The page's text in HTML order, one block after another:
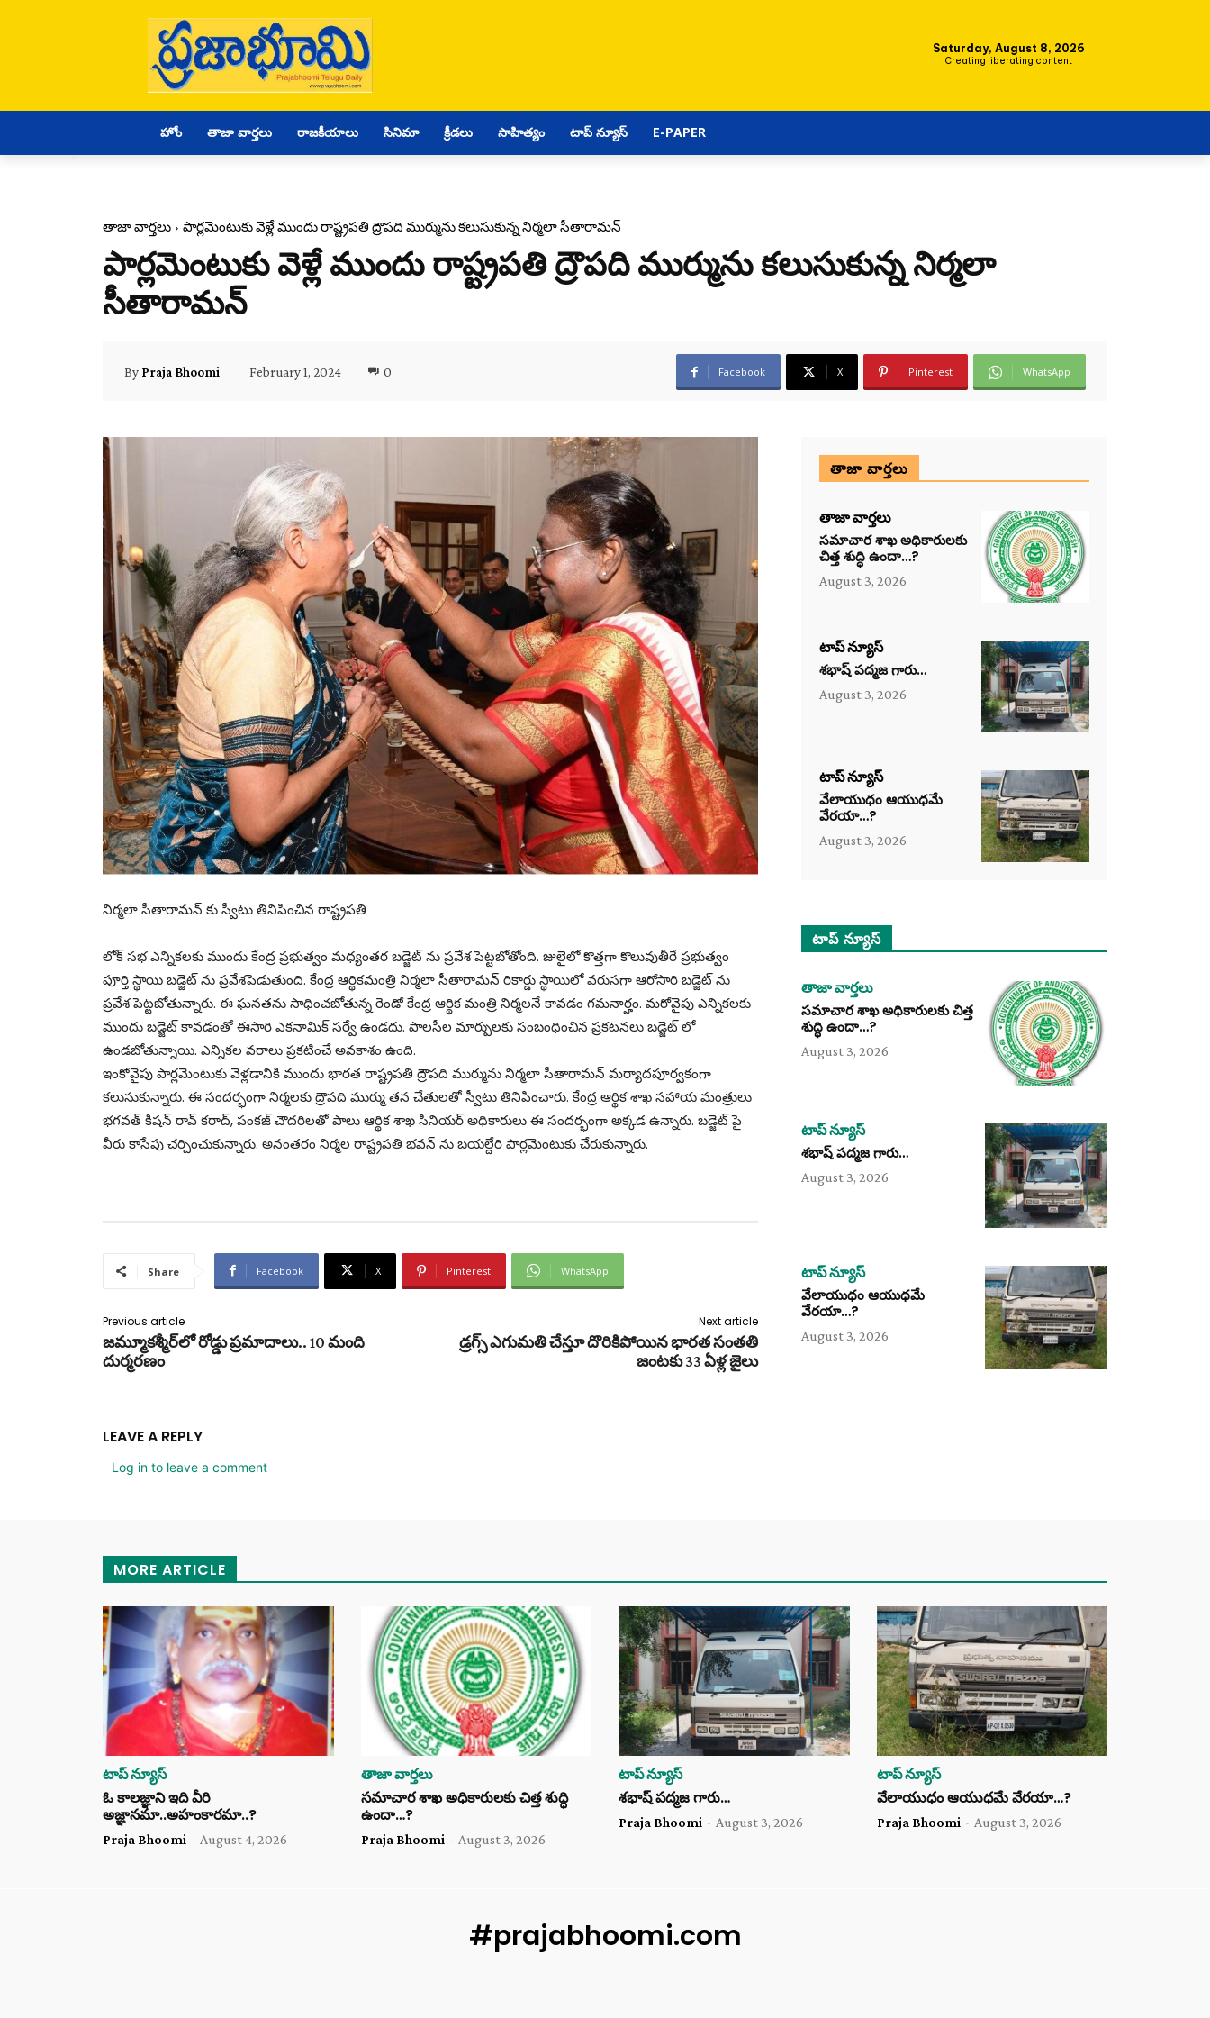
Saturday, August 8, 2026
Creating liberating content
హోం తాజా వార్తలు రాజకీయాలు సినిమా క్రీడలు సాహిత్యం టాప్ న్యూస్ E-PAPER
తాజా వార్తలు పార్లమెంటుకు వెళ్లే ముందు రాష్ట్రపతి ద్రౌపది ముర్మును కలుసుకున్న నిర్మలా సీతారామన్
పార్లమెంటుకు వెళ్లే ముందు రాష్ట్రపతి ద్రౌపది ముర్మును కలుసుకున్న నిర్మలా
సీతారామన్
By Praja Bhoomi February 1, 2024 0 Facebook X Pinterest WhatsApp
నిర్మలా సీతారామన్ కు స్వీటు తినిపించిన రాష్ట్రపతి
లోక్ సభ ఎన్నికలకు ముందు కేంద్ర ప్రభుత్వం మధ్యంతర బడ్జెట్ ను ప్రవేశ పెట్టబోతోంది. జులైలో కొత్తగా కొలువుతీరే ప్రభుత్వం
పూర్తి స్థాయి బడ్జెట్ ను ప్రవేశపెడుతుంది. కేంద్ర ఆర్థికమంత్రి నిర్మలా సీతారామన్ రికార్డు స్థాయిలో వరుసగా ఆరోసారి బడ్జెట్ ను
ప్రవేశ పెట్టబోతున్నారు. ఈ ఘనతను సాధించబోతున్న రెండో కేంద్ర ఆర్థిక మంత్రి నిర్మలనే కావడం గమనార్హం. మరోవైపు ఎన్నికలకు
ముందు బడ్జెట్ కావడంతో ఈసారి ఎకనామిక్ సర్వే ఉండదు. పాలసీల మార్పులకు సంబంధించిన ప్రకటనలు బడ్జెట్ లో
ఉండబోతున్నాయి. ఎన్నికల వరాలు ప్రకటించే అవకాశం ఉంది.
ఇంకోవైపు పార్లమెంటుకు వెళ్లడానికి ముందు భారత రాష్ట్రపతి ద్రౌపది ముర్మును నిర్మలా సీతారామన్ మర్యాదపూర్వకంగా
కలుసుకున్నారు. ఈ సందర్భంగా నిర్మలకు ద్రౌపది ముర్ము తన చేతులతో స్వీటు తినిపించారు. కేంద్ర ఆర్థిక శాఖ సహాయ మంత్రులు
భగవత్ కిషన్ రావ్ కరాద్, పంకజ్ చౌదరిలతో పాలు ఆర్థిక శాఖ సీనియర్ అధికారులు ఈ సందర్భంగా అక్కడ ఉన్నారు. బడ్జెట్ పై
వీరు కాసేపు చర్చించుకున్నారు. అనంతరం నిర్మల రాష్ట్రపతి భవన్ ను బయల్దేరి పార్లమెంటుకు చేరుకున్నారు.
Share Facebook X Pinterest WhatsApp
Previous article
జమ్మూకశ్మీర్‌లో రోడ్డు ప్రమాదాలు.. 10 మంది
దుర్మరణం
Next article
డ్రగ్స్ ఎగుమతి చేస్తూ దొరికిపోయిన భారత సంతతి
జంటకు 33 ఏళ్ల జైలు
LEAVE A REPLY
Log in to leave a comment
తాజా వార్తలు
తాజా వార్తలు
సమాచార శాఖ అధికారులకు
చిత్త శుద్ధి ఉందా…?
August 3, 2026
టాప్ న్యూస్
శభాష్ పద్మజ గారు…
August 3, 2026
టాప్ న్యూస్
వేలాయుధం ఆయుధమే
వేరయా…?
August 3, 2026
టాప్ న్యూస్
తాజా వార్తలు
సమాచార శాఖ అధికారులకు చిత్త
శుద్ధి ఉందా…?
August 3, 2026
టాప్ న్యూస్
శభాష్ పద్మజ గారు…
August 3, 2026
టాప్ న్యూస్
వేలాయుధం ఆయుధమే
వేరయా…?
August 3, 2026
MORE ARTICLE
టాప్ న్యూస్
ఓ కాలజ్ఞాని ఇది వీరి
అజ్ఞానమా..అహంకారమా..?
Praja Bhoomi - August 4, 2026
తాజా వార్తలు
సమాచార శాఖ అధికారులకు చిత్త శుద్ధి
ఉందా…?
Praja Bhoomi - August 3, 2026
టాప్ న్యూస్
శభాష్ పద్మజ గారు…
Praja Bhoomi - August 3, 2026
టాప్ న్యూస్
వేలాయుధం ఆయుధమే వేరయా…?
Praja Bhoomi - August 3, 2026
#prajabhoomi.com